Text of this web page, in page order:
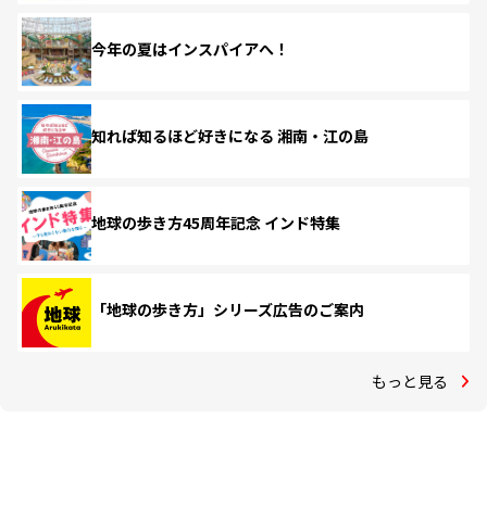
今年の夏はインスパイアへ！
知れば知るほど好きになる 湘南・江の島
地球の歩き方45周年記念 インド特集
「地球の歩き方」シリーズ広告のご案内
もっと見る